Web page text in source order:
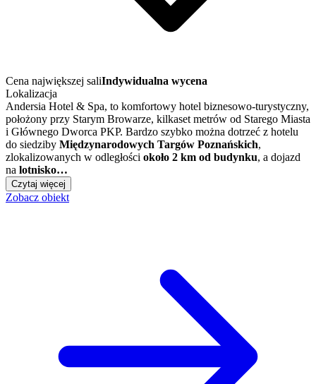
Cena największej saliIndywidualna wycena
Lokalizacja
Andersia Hotel & Spa, to komfortowy hotel biznesowo-turystyczny,
położony przy Starym Browarze, kilkaset metrów od Starego Miasta
i Głównego Dworca PKP. Bardzo szybko można dotrzeć z hotelu
do siedziby Międzynarodowych Targów Poznańskich,
zlokalizowanych w odległości około 2 km od budynku, a dojazd
na lotnisko…
Czytaj więcej
Zobacz obiekt